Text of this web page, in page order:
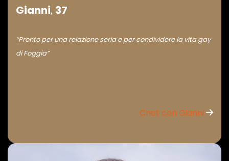
Gianni, 37
“Pronto per una relazione seria e per condividere la vita gay
di Foggia”
Chat con Gianni